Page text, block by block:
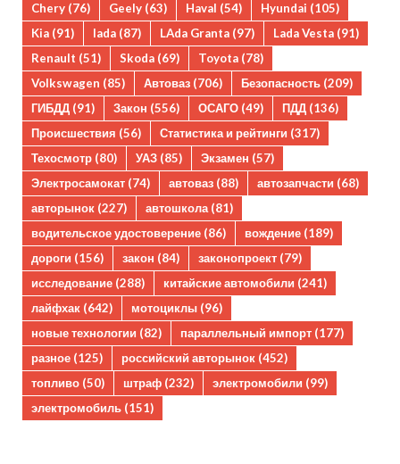
Chery (76) Geely (63) Haval (54) Hyundai (105)
Kia (91) lada (87) LAda Granta (97) Lada Vesta (91)
Renault (51) Skoda (69) Toyota (78)
Volkswagen (85) Автоваз (706) Безопасность (209)
ГИБДД (91) Закон (556) ОСАГО (49) ПДД (136)
Происшествия (56) Статистика и рейтинги (317)
Техосмотр (80) УАЗ (85) Экзамен (57)
Электросамокат (74) автоваз (88) автозапчасти (68)
авторынок (227) автошкола(81)
водительское удостоверение (86) вождение (189)
дороги (156) закон (84) законопроект (79)
исследование (288) китайские автомобили (241)
лайфхак (642) мотоциклы (96)
новые технологии (82) параллельный импорт (177)
разное (125) российский авторынок (452)
топливо (50) штраф (232) электромобили (99)
электромобиль (151)